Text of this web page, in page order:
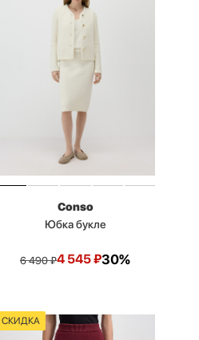
Conso
Юбка букле
6 490₽4 545₽30%
СКИДКА